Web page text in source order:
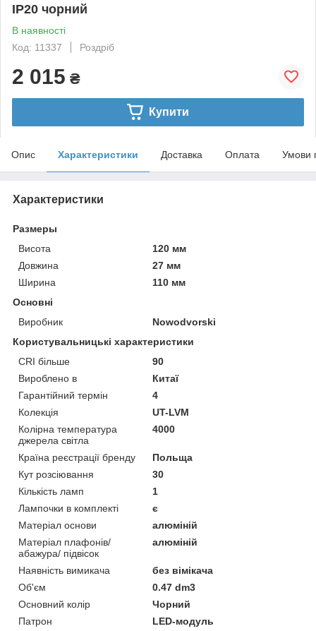
IP20 чорний
В наявності
Код: 11337
Роздріб
2 015 ₴
Купити
Опис Характеристики Доставка Оплата Умови
Характеристики
Размеры
Висота
120 мм
Довжина
27 мм
Ширина
110 мм
Основні
Виробник
Nowodvorski
Користувальницькі характеристики
CRI більше
90
Вироблено в
Китаї
Гарантійний термін
4
Колекція
UT-LVM
Колірна температура
джерела світла
4000
Країна реєстрації бренду
Польща
Кут розсіювання
30
Кількість ламп
1
Лампочки в комплекті
є
Матеріал основи
алюміній
Матеріал плафонів/
абажура/ підвісок
алюміній
Наявність вимикача
без вімікача
Об'єм
0.47 dm3
Основний колір
Чорний
Патрон
LED-модуль